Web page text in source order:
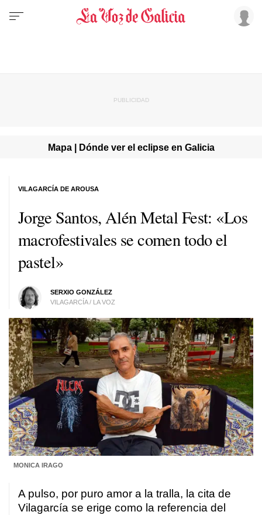
Mapa | Dónde ver el eclipse en Galicia
Jorge Santos, Alén Metal Fest: «Los
macrofestivales se comen todo el
pastel»
SERXIO GONZÁLEZ
VILAGARCÍA / LA VOZ
VILAGARCÍA DE AROUSA
MONICA IRAGO
A pulso, por puro amor a la tralla, la cita de
Vilagarcía se erige como la referencia del